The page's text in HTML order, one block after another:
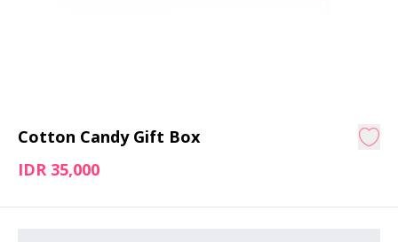
Cotton Candy Gift Box
IDR 35,000